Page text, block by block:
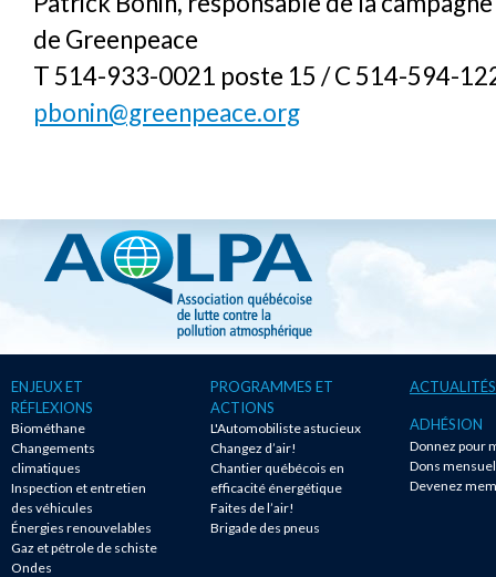
de Greenpeace
T 514-933-0021 poste 15 / C 514-594-
pbonin@greenpeace.org
ENJEUX ET
RÉFLEXIONS
Biométhane
Changements
climatiques
Inspection et entretien
des véhicules
Énergies renouvelables
Gaz et pétrole de schiste
Ondes
PROGRAMMES ET
ACTIONS
L'Automobiliste astucieux
Changez d’air!
Chantier québécois en
efficacité énergétique
Faites de l’air!
Brigade des pneus
ACTUALITÉS
ADHÉSION
Donnez pour
Dons
Devenez